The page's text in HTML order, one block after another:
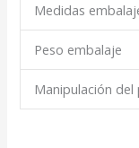
Medidas
Peso embalaje
Manipulación